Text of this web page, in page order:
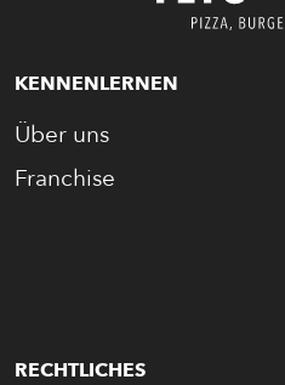
KENNENLERNEN
Über uns
Franchise
RECHTLICHES